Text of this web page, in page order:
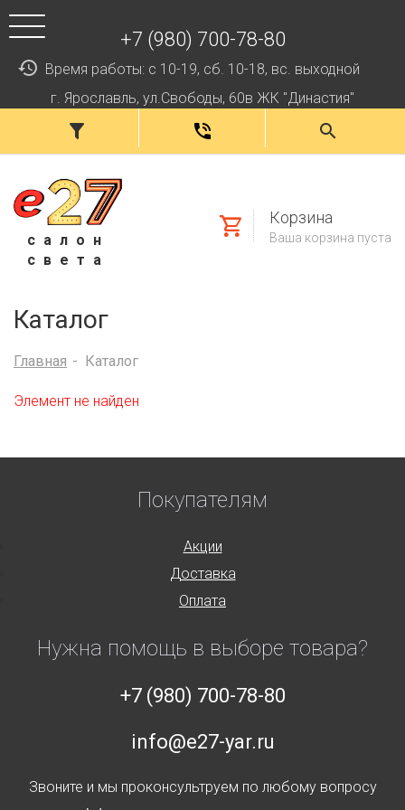
+7 (980) 700-78-80
Время работы: с 10-19, сб. 10-18, вс. выходной
г. Ярославль, ул.Свободы, 60в ЖК "Династия"
салон
света
Корзина
Ваша корзина пуста
Каталог
Главная Каталог
Элемент не найден
Покупателям
Акции
Доставка
Оплата
Нужна помощь в выборе товара?
+7 (980) 700-78-80
info@e27-yar.ru
Звоните и мы проконсультруем по любому вопросу